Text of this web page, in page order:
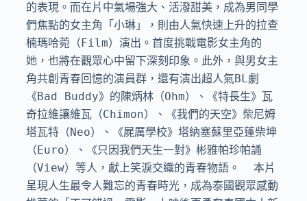
的表現。而在片中氣場強大、活潑甜美，成為男同學
們焦點的女主角「小琳」，則由人氣快速上升的拉查
楠瑪哈菀（Film）演出。首度挑戰電影女主角的
她，也將在觀眾心中留下深刻印象。此外，與男女主
角共創青春回憶的演員群，還有演出超人氣BL劇
《Bad Buddy》的陳炳林（Ohm）、《特長生》瓦
奇拉維讓維瓦（Chimon）、《我們的天空》柴尼姆
塔瓦特（Neo）、《屍厲學校》塔納塞蘇里亞蓬柴坤
（Euro）、《只因我們天生一對》彬雅帕珍帕誦
（View）等人，獻上笑淚交織的青春物語。  本片
呈現人生最令人難忘的青春時光，成為泰國觀眾感動